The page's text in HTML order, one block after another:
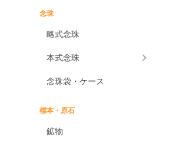
念珠
略式念珠
本式念珠
念珠袋・ケース
標本・原石
鉱物